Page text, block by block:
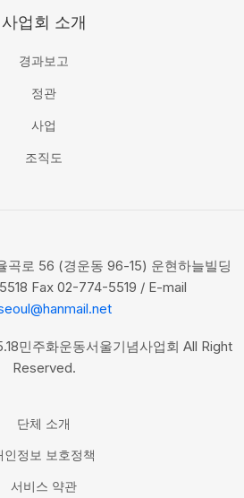
사업회 소개
경과보고
정관
사업
조직도
곡로 56 (경운동 96-15) 운현하늘빌딩
Fax 02-774-5519 / E-mail
민주화운동서울기념사업회 All Right
Reserved.
단체 소개
인정보 보호정책
서비스 약관